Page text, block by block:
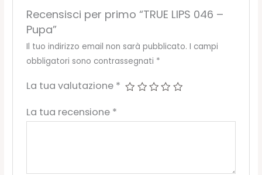
Recensisci per primo “TRUE LIPS 046 –
Pupa”
Il tuo indirizzo email non sarà pubblicato. I campi
obbligatori sono contrassegnati *
La tua valutazione *
La tua recensione *